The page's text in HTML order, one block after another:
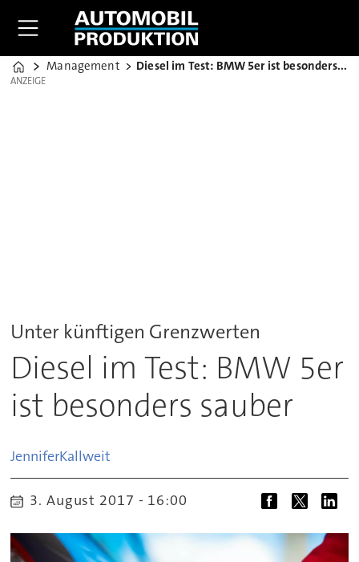
Home
Management Diesel im Test: BMW 5er ist besonders sauber
ANZEIGE
ANZEIGE
Unter künftigen Grenzwerten
Diesel im Test: BMW 5er
ist besonders sauber
JenniferKallweit
3. August 2017 - 16:00